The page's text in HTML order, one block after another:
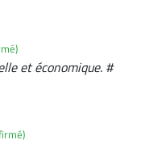
et économique. #